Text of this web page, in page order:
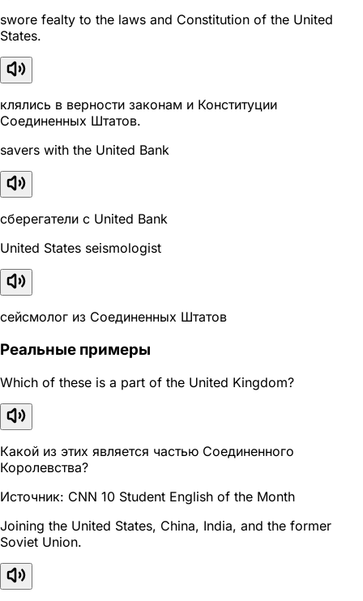
swore fealty to the laws and Constitution of the United
States.
клялись в верности законам и Конституции
Соединенных Штатов.
savers with the United Bank
сберегатели с United Bank
United States seismologist
сейсмолог из Соединенных Штатов
Реальные примеры
Which of these is a part of the United Kingdom?
Какой из этих является частью Соединенного
Королевства?
Источник: CNN 10 Student English of the Month
Joining the United States, China, India, and the former
Soviet Union.